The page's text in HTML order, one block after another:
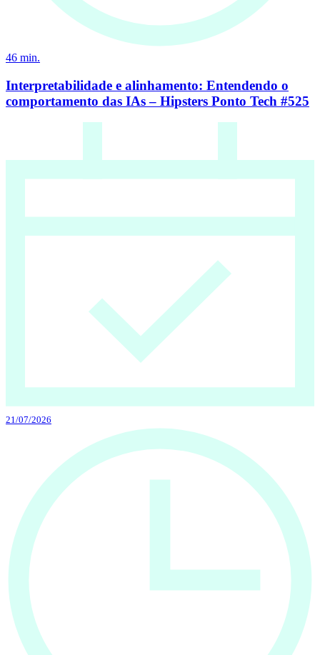
46 min.
Interpretabilidade e alinhamento: Entendendo o
comportamento das IAs – Hipsters Ponto Tech #525
21/07/2026